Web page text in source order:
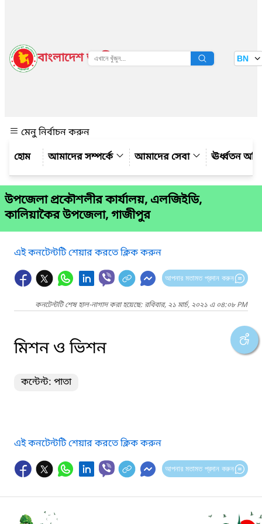
বাংলাদেশ জাতীয় তথ্য বাতায়ন BN
মেনু নির্বাচন করুন
আমাদের সম্পর্কে
আমাদের সেবা ঊর্ধ্বতন
উপজেলা প্রকৌশলীর কার্যালয়, এলজিইডি,
কালিয়াকৈর উপজেলা, গাজীপুর
এই কনটেন্টটি শেয়ার করতে ক্লিক করুন
আপনার মতামত প্রদান করুন
কনটেন্টটি শেষ হাল-নাগাদ করা হয়েছে: রবিবার, ২১ মার্চ, ২০২১ এ ০৪:০৮ PM
মিশন ও ভিশন
কন্টেন্ট: পাতা
এই কনটেন্টটি শেয়ার করতে ক্লিক করুন
আপনার মতামত প্রদান করুন